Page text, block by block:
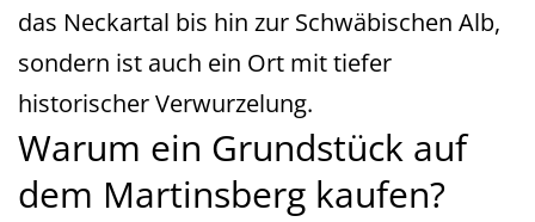
das Neckartal bis hin zur Schwäbischen Alb,
sondern ist auch ein Ort mit tiefer
historischer Verwurzelung.
Warum ein Grundstück auf
dem Martinsberg kaufen?